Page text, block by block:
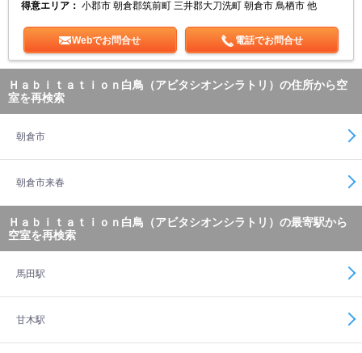
得意エリア： 小郡市 朝倉郡筑前町 三井郡大刀洗町 朝倉市 鳥栖市 他
Webでお問合せ 電話でお問合せ
Ｈａｂｉｔａｔｉｏｎ白鳥（アビタシオンシラトリ）の住所から空
室を再検索
朝倉市
朝倉市来春
Ｈａｂｉｔａｔｉｏｎ白鳥（アビタシオンシラトリ）の最寄駅から
空室を再検索
馬田駅
甘木駅